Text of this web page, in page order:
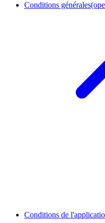
Conditions générales
Conditions de